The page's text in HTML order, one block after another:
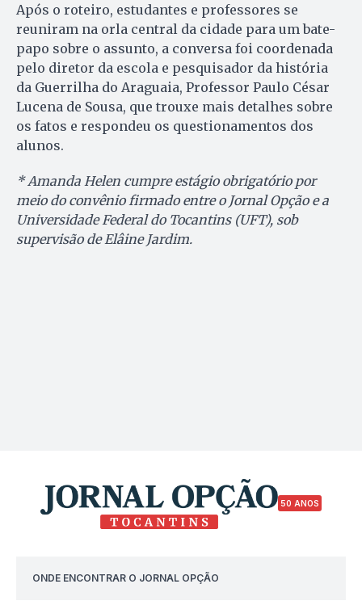
Após o roteiro, estudantes e professores se
reuniram na orla central da cidade para um bate-
papo sobre o assunto, a conversa foi coordenada
pelo diretor da escola e pesquisador da história
da Guerrilha do Araguaia, Professor Paulo César
Lucena de Sousa, que trouxe mais detalhes sobre
os fatos e respondeu os questionamentos dos
alunos.
* Amanda Helen cumpre estágio obrigatório por
meio do convênio firmado entre o Jornal Opção e a
Universidade Federal do Tocantins (UFT), sob
supervisão de Elâine Jardim.
50 ANOS
ONDE ENCONTRAR O JORNAL OPÇÃO